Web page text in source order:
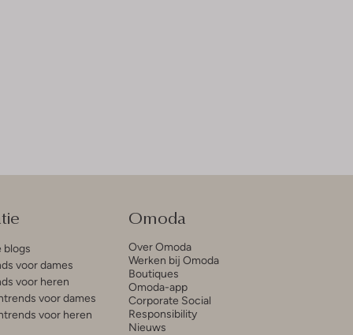
blogs
voor dames
voor heren
voor dames
voor heren
Omoda
Over Omoda
Werken bij Omoda
Boutiques
Omoda-app
Corporate Social
Responsibility
Nieuws